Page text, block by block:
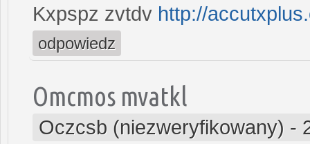
Kxpspz zvtdv http://
odpowiedz
Omcmos mvatkl
Oczcsb (niezweryfikowany) -